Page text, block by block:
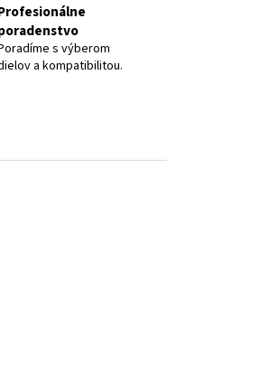
s výberom
a kompatibilitou.